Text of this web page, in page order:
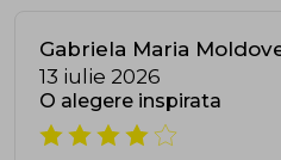
Gabriela Maria
13 iulie 2026
O alegere inspirata